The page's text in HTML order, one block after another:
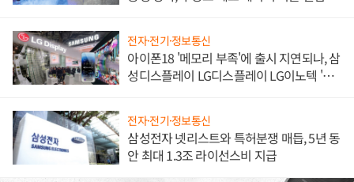
전자·전기·정보통신
아이폰18 '메모리 부족'에 출시 지연되나, 삼
성디스플레이 LG디스플레이 LG이노텍 '탈
전자·전기·정보통신
삼성전자 넷리스트와 특허분쟁 매듭, 5년 동
안 최대 1.3조 라이선스비 지급